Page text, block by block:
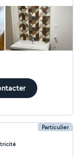
Particulier